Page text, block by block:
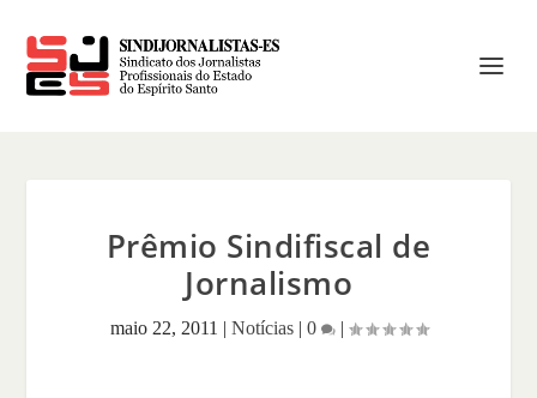
Prêmio Sindifiscal de
Jornalismo
maio 22, 2011 | Notícias| 0 |